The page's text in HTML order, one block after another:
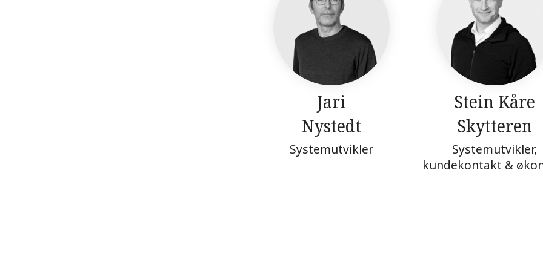
Jari
Nystedt
Systemutvikler
Stein Kåre
Skytteren
Systemutvikler,
kundekontakt &